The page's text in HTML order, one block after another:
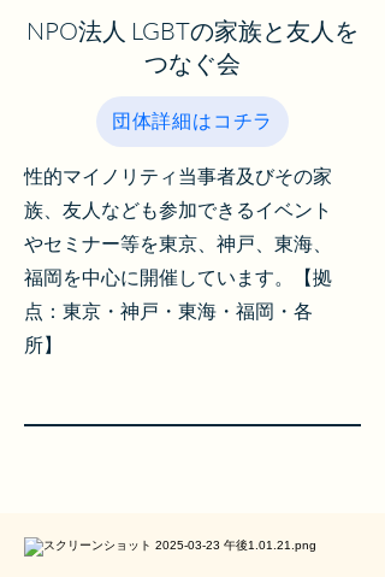
NPO法人 LGBTの家族と友人を
つなぐ会
団体詳細はコチラ
性的マイノリティ当事者及びその家
族、友人なども参加できるイベント
やセミナー等を東京、神戸、東海、
福岡を中心に開催しています。【拠
点：東京・神戸・東海・福岡・各
所】